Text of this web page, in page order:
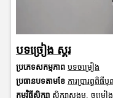
បទច្រៀង ស្គរ
ប្រភេទសកម្មភាព បទចម្រៀង
ប្រធានបទតាមខែ ការប្រារព្ធពិធី
កម្មវិធីសិក្សា សិក្សាសង្គម, ចម្រៀង